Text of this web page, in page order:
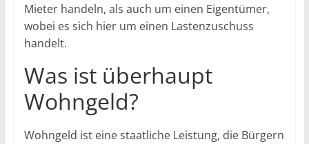
Mieter handeln, als auch um einen Eigentümer,
wobei es sich hier um einen Lastenzuschuss
handelt.
Was ist überhaupt
Wohngeld?
Wohngeld ist eine staatliche Leistung, die Bürgern